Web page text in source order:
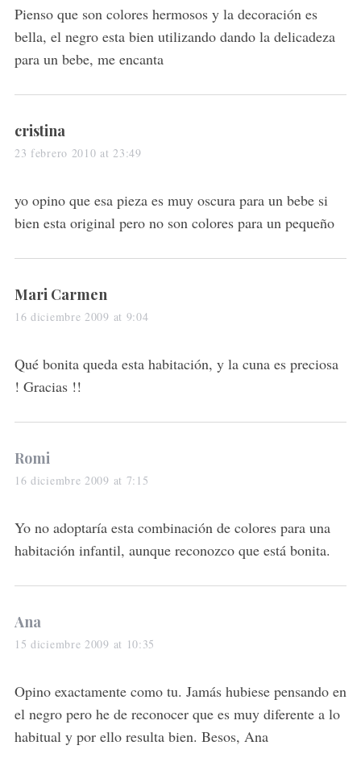
s
:
Pienso que son colores hermosos y la decoración es
bella, el negro esta bien utilizando dando la delicadeza
para un bebe, me encanta
s
a
s
:
cristina
23 febrero 2010 at 23:49
yo opino que esa pieza es muy oscura para un bebe si
bien esta original pero no son colores para un pequeño
s
a
s
:
Mari Carmen
16 diciembre 2009 at 9:04
Qué bonita queda esta habitación, y la cuna es preciosa
! Gracias !!
s
a
s
:
Romi
16 diciembre 2009 at 7:15
Yo no adoptaría esta combinación de colores para una
habitación infantil, aunque reconozco que está bonita.
s
a
s
:
Ana
15 diciembre 2009 at 10:35
Opino exactamente como tu. Jamás hubiese pensando en
el negro pero he de reconocer que es muy diferente a lo
habitual y por ello resulta bien. Besos, Ana